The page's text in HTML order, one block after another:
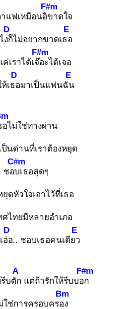
าแฟเหมือนอิข
F#m
าดใจ
งก็
D
ไม่อยากขาดเธอ
E
ค่เราได้เจ๊อ
F#m
ะได้เจอ
เธอ
D
มาเป็นแฟนฉัน
E
อไม่ใช่ทางผ่าน
ป็นด่านที่เราต้องหยุด
ชอบ
C#m
เธอสุดๆ
ดหัวใจเอาไว้ที่เธอ
ศไทยมีหลายอำเภอ
อ่อ
D
.. ชอบเธอคนเดียว
E
บตัก
A
แต่ถ้ารักให้รีบบอก
F#m
ใช่การครอบครอง
Bm